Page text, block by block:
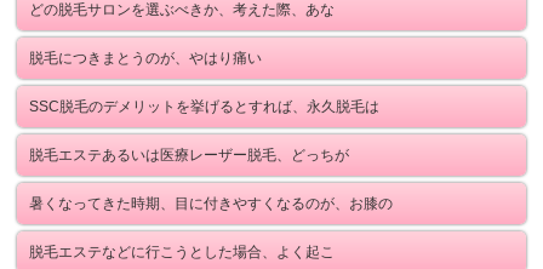
どの脱毛サロンを選ぶべきか、考えた際、あな
脱毛につきまとうのが、やはり痛い
SSC脱毛のデメリットを挙げるとすれば、永久脱毛は
脱毛エステあるいは医療レーザー脱毛、どっちが
暑くなってきた時期、目に付きやすくなるのが、お膝の
脱毛エステなどに行こうとした場合、よく起こ